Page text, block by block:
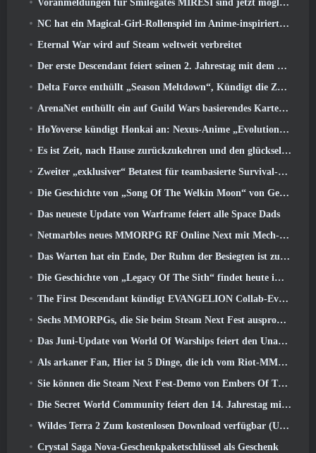
Voranmeldungen für Smilegates MIRESI sind jetzt möglich: Unsichtbare Zukunft
NC hat ein Magical-Girl-Rollenspiel im Anime-inspirierten Kunststil der 90er in Arbeit
Eternal War wird auf Steam weltweit verbreitet
Der erste Descendant feiert seinen 2. Jahrestag mit dem Descendant Fest 2026 Strom
Delta Force enthüllt „Season Meltdown“, Kündigt die Zusammenarbeit mit Rainbow Six Siege an
ArenaNet enthüllt ein auf Guild Wars basierendes Kartenspiel, Nebelgebunden
HoYoverse kündigt Honkai an: Nexus-Anime „Evolutionstest“
Es ist Zeit, nach Hause zurückzukehren und den glückseligen Rückzugsort dort wiederherzustellen, wo sich die Winde treffen
Zweiter „exklusiver“ Betatest für teambasierte Survival-Shooter-Zeitfresser angekündigt
Die Geschichte von „Song Of The Welkin Moon“ von Genshin Impact geht zu Ende.. Auf dem Mond
Das neueste Update von Warframe feiert alle Space Dads
Netmarbles neues MMORPG RF Online Next mit Mech-Thema wird weltweit eingeführt
Das Warten hat ein Ende, Der Ruhm der Besiegten ist zurückgekehrt
Die Geschichte von „Legacy Of The Sith“ findet heute im neuesten Update von SWTOR ihren Abschluss
The First Descendant kündigt EVANGELION Collab-Event an
Sechs MMORPGs, die Sie beim Steam Next Fest ausprobieren können
Das Juni-Update von World Of Warships feiert den Unabhängigkeitstag der USA mit einer neuen Erzählkampagne
Als arkaner Fan, Hier ist 5 Dinge, die ich vom Riot-MMO sehen möchte
Sie können die Steam Next Fest-Demo von Embers Of The Uncrowned Tomorrow vorab herunterladen
Die Secret World Community feiert den 14. Jahrestag mit einem Rätsel, das sie gemeinsam lösen müssen
Wildes Terra 2 Zum kostenlosen Download verfügbar (Und behalten) Für eine begrenzte Zeit
Crystal Saga Nova-Geschenkpaketschlüssel als Geschenk